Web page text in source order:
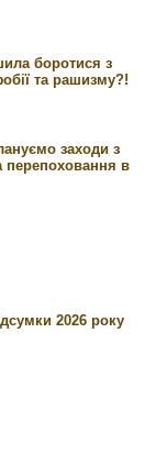
боротися з
та рашизму?!
заходи з
перепоховання в
2026 року